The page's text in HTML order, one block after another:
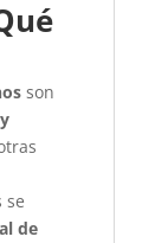
son
se
de